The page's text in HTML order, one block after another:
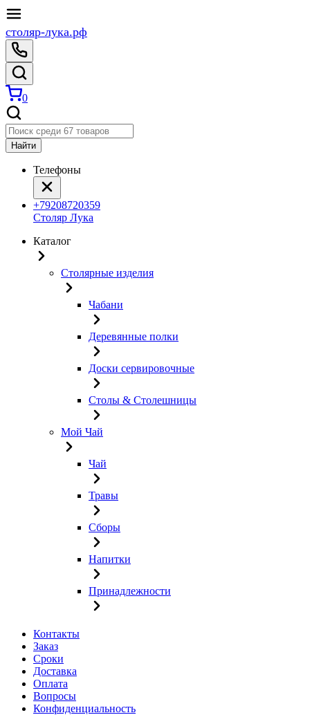
столяр-лука.рф
0
Найти
Телефоны
+79208720359
Столяр Лука
Каталог
Столярные изделия
Чабани
Деревянные полки
Доски сервировочные
Столы & Столешницы
Мой Чай
Чай
Травы
Сборы
Напитки
Принадлежности
Контакты
Заказ
Cроки
Доставка
Оплата
Вопросы
Конфиденциальность